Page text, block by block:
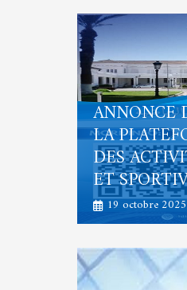
ANNONCE
LA
DES
ET
19 octobre 2025